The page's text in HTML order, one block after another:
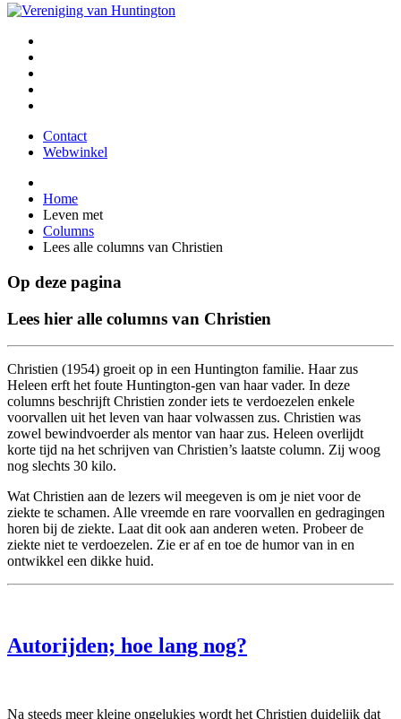
Contact
Webwinkel
Home
Leven met
Columns
Lees alle columns van Christien
Op deze pagina
Lees hier alle columns van Christien
Christien (1954) groeit op in een Huntington familie. Haar zus
Heleen erft het foute Huntington-gen van haar vader. In deze
columns beschrijft Christien zonder iets te verdoezelen enkele
voorvallen uit het leven van haar volwassen zus. Christien was
zowel bewindvoerder als mentor van haar zus. Heleen overlijdt
korte tijd na het schrijven van Christien’s laatste column. Zij woog
nog slechts 30 kilo.
Wat Christien aan de lezers wil meegeven is om je niet voor de
ziekte te schamen. Alle vreemde en rare voorvallen en gedragingen
horen bij de ziekte. Laat dit ook aan anderen weten. Probeer de
ziekte niet te verdoezelen. Zie er af en toe de humor van in en
ontwikkel een dikke huid.
Autorijden; hoe lang nog?
Na steeds meer kleine ongelukjes wordt het Christien duidelijk dat